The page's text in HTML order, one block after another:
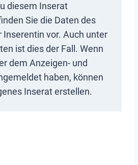
diesem Inserat
Sie die Daten des
vor. Auch unter
ist dies der Fall. Wenn
dem Anzeigen- und
haben, können
Inserat erstellen.